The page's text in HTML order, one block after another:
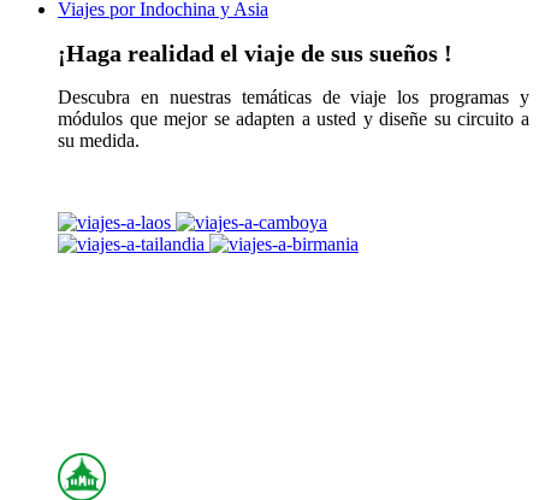
Viajes por Indochina y Asia
¡Haga realidad el viaje de sus sueños !
Descubra en nuestras temáticas de viaje los programas y
módulos que mejor se adapten a usted y diseñe su circuito a
su medida.